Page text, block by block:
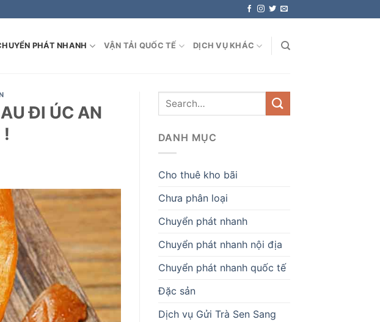
PHÁT NHANH VẬN TẢI QUỐC TẾ DỊCH VỤ KHÁC
ĐI ÚC AN
!
DANH MỤC
Cho thuê kho bãi
Chưa phân loại
Chuyển phát nhanh
Chuyển phát nhanh nội địa
Chuyển phát nhanh quốc tế
Đặc sản
Dịch vụ Gửi Trà Sen Sang